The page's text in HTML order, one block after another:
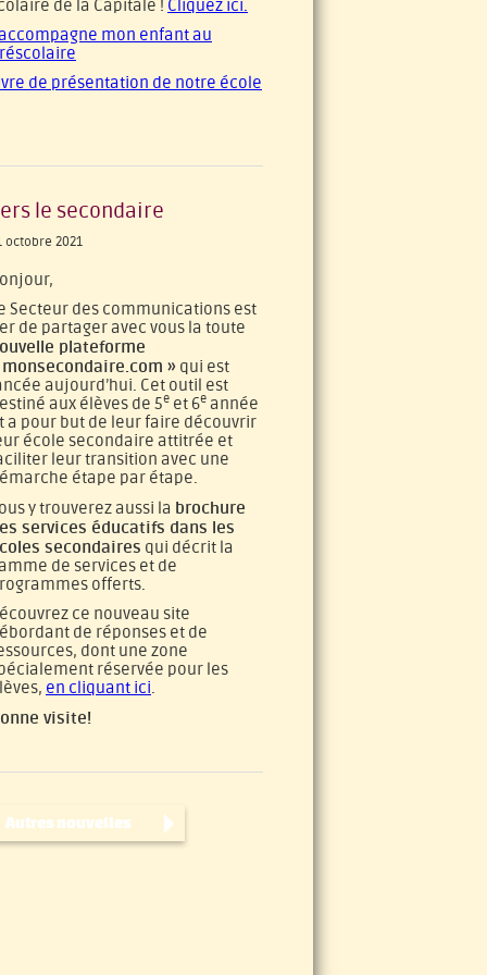
de la Capitale ! Cliquez ici.
mon enfant au
de présentation de notre école
le secondaire
octobre 2021
Secteur des communications est
de partager avec vous la toute
plateforme
monsecondaire.com » qui est
aujourd’hui. Cet outil est
aux élèves de 5e et 6e année
a pour but de leur faire découvrir
école secondaire attitrée et
leur transition avec une
étape par étape.
y trouverez aussi la brochure
services éducatifs dans les
secondaires qui décrit la
de services et de
offerts.
ce nouveau site
de réponses et de
dont une zone
réservée pour les
en cliquant ici.
visite!
Autres nouvelles